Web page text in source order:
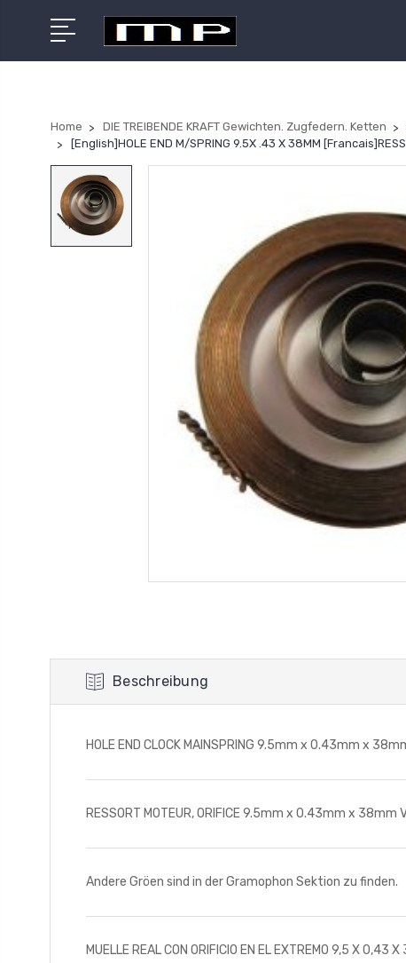
Home DIE TREIBENDE KRAFT Gewichten. Zugfedern. Ketten
[English]HOLE END M/SPRING 9.5X .43 X 38MM
Beschreibung
HOLE END CLOCK MAINSPRING 9.5mm x 0.43mm x
RESSORT MOTEUR, ORIFICE 9.5mm x 0.43mm x
Andere Gröen sind in der Gramophon Sektion zu finden.
MUELLE REAL CON ORIFICIO EN EL EXTREMO 9,5 X